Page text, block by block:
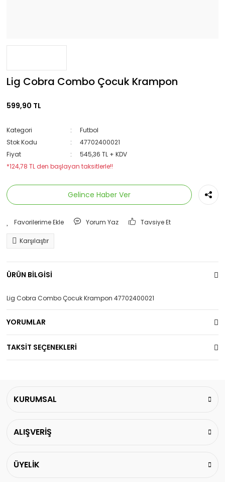
Lig Cobra Combo Çocuk Krampon
599,90 TL
Kategori
Futbol
Stok Kodu
47702400021
Fiyat
545,36 TL + KDV
*124,78 TL den başlayan taksitlerle!!
Gelince Haber Ver
Yorum Yaz Tavsiye Et
Karşılaştır
ÜRÜN BİLGİSİ
Lig Cobra Combo Çocuk Krampon 47702400021
YORUMLAR
TAKSİT SEÇENEKLERİ
KURUMSAL
ALIŞVERİŞ
ÜYELİK